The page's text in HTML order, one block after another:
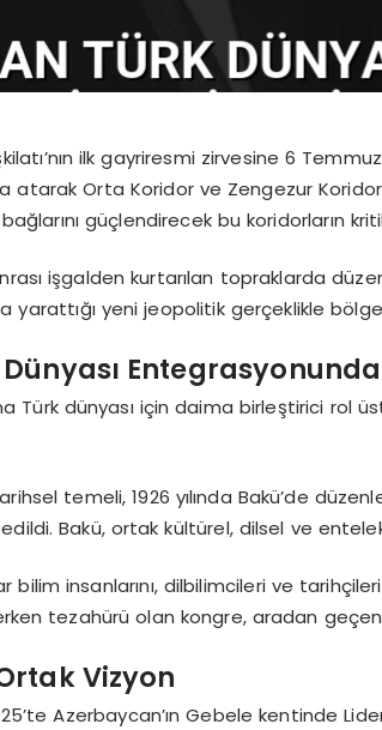
ilk gayriresmi zirvesine 6
atarak Orta Koridor ve Zengezur
güçlendirecek bu koridorların
işgalden kurtarılan topraklarda
yarattığı yeni jeopolitik gerçeklikle
Türk dünyası için daima birleştirici rol
temeli, 1926 yılında Bakü’de
Bakü, ortak kültürel, dilsel ve
bilim insanlarını, dilbilimcileri ve
tezahürü olan kongre, aradan
Vizyon
Azerbaycan’ın Gebele kentinde